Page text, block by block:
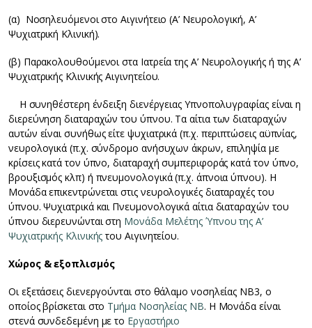
(α) Νοσηλευόμενοι στο Αιγινήτειο (Α’ Νευρολογική, Α’
Ψυχιατρική Κλινική).
(β) Παρακολουθούμενοι στα Ιατρεία της Α’ Νευρολογικής ή της Α’
Ψυχιατρικής Κλινικής Αιγινητείου.
Η συνηθέστερη ένδειξη διενέργειας Υπνοπολυγραφίας είναι η
διερεύνηση διαταραχών του ύπνου. Τα αίτια των διαταραχών
αυτών είναι συνήθως είτε ψυχιατρικά (π.χ. περιπτώσεις αϋπνίας,
νευρολογικά (π.χ. σύνδρομο ανήσυχων άκρων, επιληψία με
κρίσεις κατά τον ύπνο, διαταραχή συμπεριφοράς κατά τον ύπνο,
βρουξισμός κλπ) ή πνευμονολογικά (π.χ. άπνοια ύπνου). Η
Μονάδα επικεντρώνεται στις νευρολογικές διαταραχές του
ύπνου. Ψυχιατρικά και Πνευμονολογικά αίτια διαταραχών του
ύπνου διερευνώνται στη Μονάδα Μελέτης Ύπνου της Α’
Ψυχιατρικής Κλινικήςτου Αιγινητείου.
Χώρος & εξοπλισμός
Οι εξετάσεις διενεργούνται στο θάλαμο νοσηλείας ΝΒ3, ο
οποίος βρίσκεται στο Τμήμα Νοσηλείας ΝΒ. Η Μονάδα είναι
στενά συνδεδεμένη με το Εργαστήριο